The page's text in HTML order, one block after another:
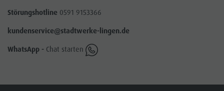
Störungshotline 0591 9153366
kundenservice@stadtwerke-lingen.de
WhatsApp - Chat starten